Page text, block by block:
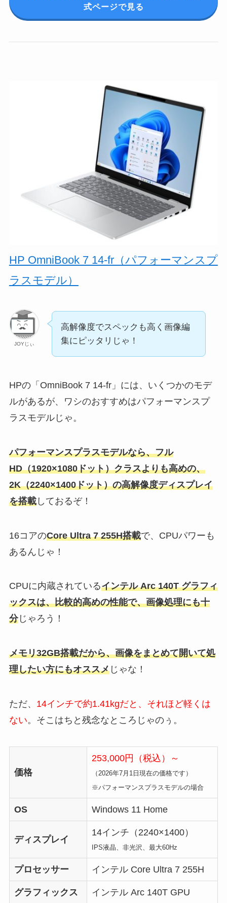
式ページで見る
HP OmniBook 7 14-fr（パフォーマンスプ
ラスモデル）
JOYじぃ
高解像度でスペックも高く画像編
集にピッタリじゃ！
HPの「OmniBook 7 14-fr」には、いくつかのモデ
ルがあるが、ワシのおすすめはパフォーマンスプ
ラスモデルじゃ。
パフォーマンスプラスモデルなら、フル
HD（1920×1080ドット）クラスよりも高めの、
2K（2240×1400ドット）の高解像度ディスプレイ
を搭載しておるぞ！
16コアのCore Ultra 7 255H搭載で、CPUパワーも
あるんじゃ！
CPUに内蔵されているインテル Arc 140T グラフィ
ックスは、比較的高めの性能で、画像処理にも十
分じゃろう！
メモリ32GB搭載だから、画像をまとめて開いて処
理したい方にもオススメじゃな！
ただ、 14インチで約1.41kgだと、それほど軽くは
ない。そこはちと残念なところじゃのぅ。
価格
253,000円（税込）～
（2026年7月1日現在の価格です）
※パフォーマンスプラスモデルの場合
OS Windows 11 Home
ディスプレイ
14インチ（2240×1400）
IPS液晶、非光沢、最大60Hz
プロセッサー インテル Core Ultra 7 255H
グラフィックス インテル Arc 140T GPU